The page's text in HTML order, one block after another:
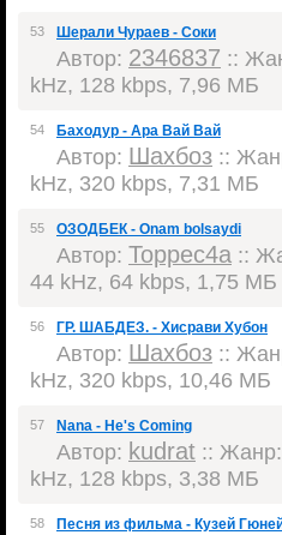
53 Шерали Чураев - Соки
Автор: 2346837 ::
kHz, 128 kbps, 7,96 МБ
54 Баходур - Ара Вай Вай
Автор: Шахбоз ::
kHz, 320 kbps, 7,31 МБ
55 ОЗОДБЕК - Onam bolsaydi
Автор: Торрес4а ::
44 kHz, 64 kbps, 1,75 МБ
56 ГР. ШАБДЕЗ. - Хисрави Хубон
Автор: Шахбоз ::
kHz, 320 kbps, 10,46 МБ
57 Nana - He's Coming
Автор: kudrat :: Жанр:
kHz, 128 kbps, 3,38 МБ
58 Песня из фильма - Кузей